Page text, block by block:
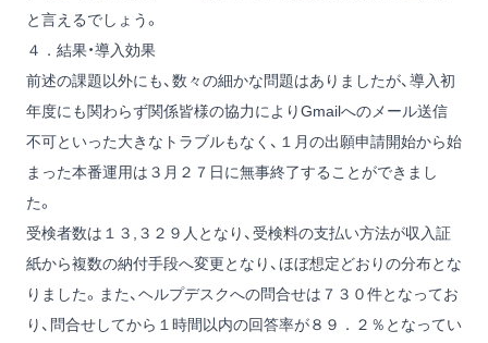
と言えるでしょう。
４．結果・導入効果
前述の課題以外にも、数々の細かな問題はありましたが、導入初
年度にも関わらず関係皆様の協力によりGmailへのメール送信
不可といった大きなトラブルもなく、１月の出願申請開始から始
まった本番運用は３月２７日に無事終了することができまし
た。
受検者数は１３,３２９人となり、受検料の支払い方法が収入証
紙から複数の納付手段へ変更となり、ほぼ想定どおりの分布とな
りました。また、ヘルプデスクへの問合せは７３０件となってお
り、問合せしてから１時間以内の回答率が８９．２％となってい